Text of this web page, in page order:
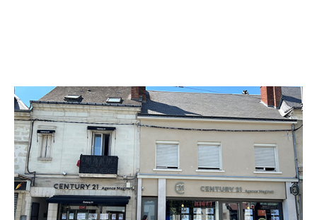
CENTURY 21 Agence Maginot
18 avenue Maginot
TOURS - 37100
Envoyer un message